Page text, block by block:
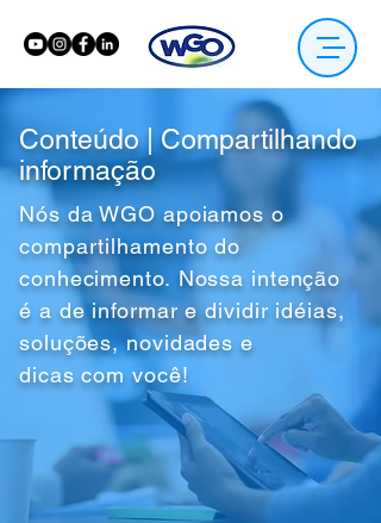
Conteúdo | Compartilhando
informação
Nós da WGO apoiamos o
compartilhamento do
conhecimento. Nossa intenção
é a de informar e dividir idéias,
soluções, novidades e
dicas com você!